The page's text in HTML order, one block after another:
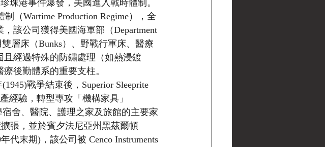
珠港事件爆發，美國進入戰時體制。
（Wartime Production Regime），全
該公司獲得美國海軍部（Department
層床（Bunks）、野戰行軍床、醫療
經過特殊的防鏽處理（如熱浸鍍
後勤體系的重要支柱。
(1945)戰爭結束後，Superior Sleeprite
經驗，轉型專攻「機構家具」
宿舍、醫院、護理之家及旅館的主要家
張，並於賓夕法尼亞州黑茲爾頓
代末期)，該公司被 Cenco Instruments